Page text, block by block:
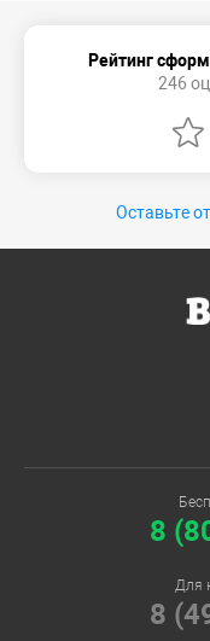
Рейтинг
246
Оставьте
8
Для
8